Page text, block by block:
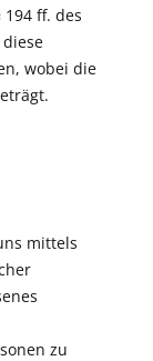
ff. des
diese
wobei die
mittels
zu